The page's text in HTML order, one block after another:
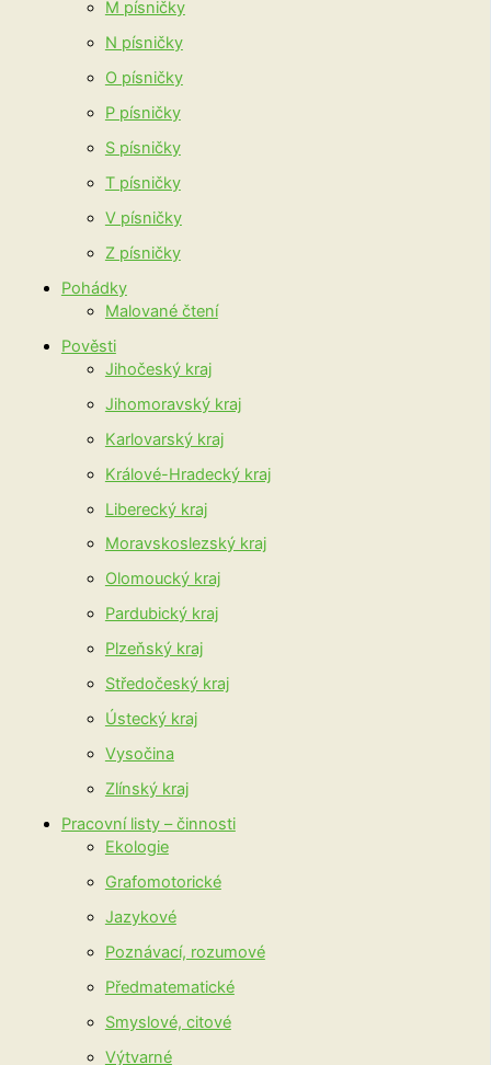
M písničky
N písničky
O písničky
P písničky
S písničky
T písničky
V písničky
Z písničky
Pohádky
Malované čtení
Pověsti
Jihočeský kraj
Jihomoravský kraj
Karlovarský kraj
Králové-Hradecký kraj
Liberecký kraj
Moravskoslezský kraj
Olomoucký kraj
Pardubický kraj
Plzeňský kraj
Středočeský kraj
Ústecký kraj
Vysočina
Zlínský kraj
Pracovní listy – činnosti
Ekologie
Grafomotorické
Jazykové
Poznávací, rozumové
Předmatematické
Smyslové, citové
Výtvarné